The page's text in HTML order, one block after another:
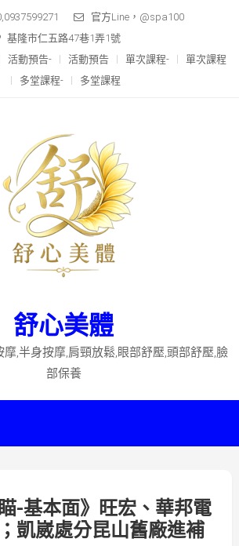
官方Line，@spa100
基隆市仁五路47巷1弄1號
活動預告- 活動預告 單次課程-
單次課程
多堂課程-
多堂課程
舒心美體
摩,半身按摩,肩頸放鬆,眼部舒壓,頭部舒壓,臉
部保養
-基本面》旺宏、華邦電
凱崴處分昆山舊廠進補